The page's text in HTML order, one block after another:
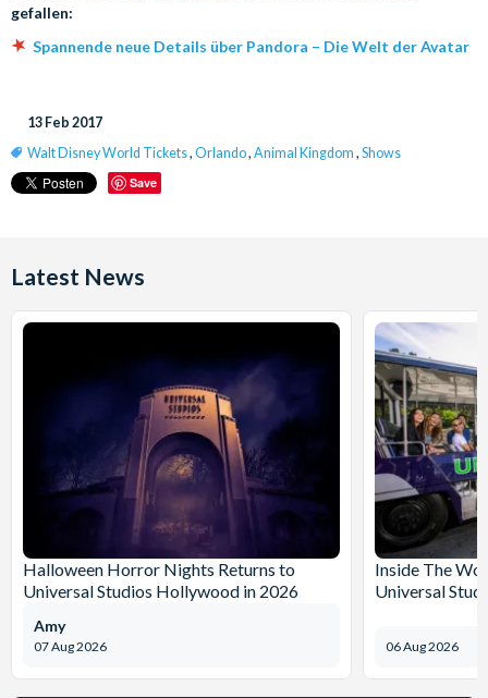
gefallen:
Spannende neue Details über Pandora – Die Welt der Avatar
13 Feb 2017
Walt Disney World Tickets, Orlando, Animal Kingdom , Shows
Save
Latest News
Halloween Horror Nights Returns to
Universal Studios Hollywood in 2026
07 Aug 2026
Amy
Inside The
Universal
06 Aug 2026